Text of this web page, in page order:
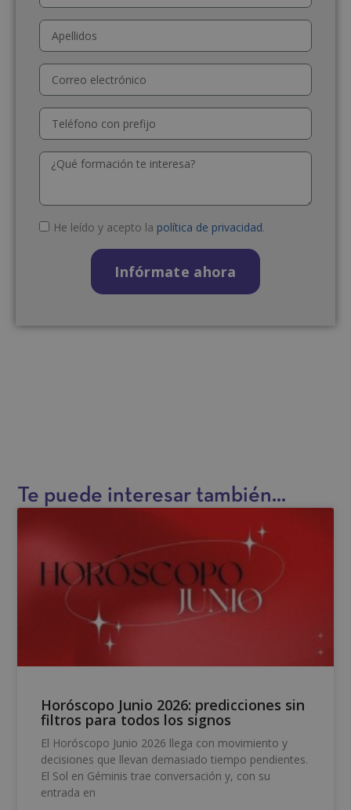
He leído y acepto la política de privacidad.
Infórmate ahora
Te puede interesar también...
Horóscopo Junio 2026: predicciones sin
filtros para todos los signos
El Horóscopo Junio 2026 llega con movimiento y
decisiones que llevan demasiado tiempo pendientes.
El Sol en Géminis trae conversación y, con su
entrada en